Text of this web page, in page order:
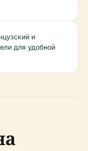
и
для удобной